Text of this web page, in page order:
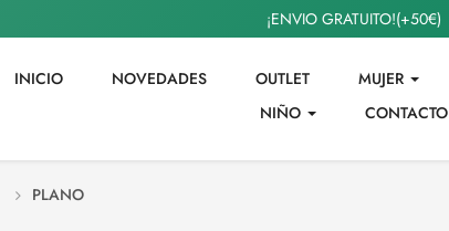
¡ENVIO GRATUITO!(+50€)
INICIO NOVEDADES OUTLET MUJER
NIÑO
CONTACTO
PLANO